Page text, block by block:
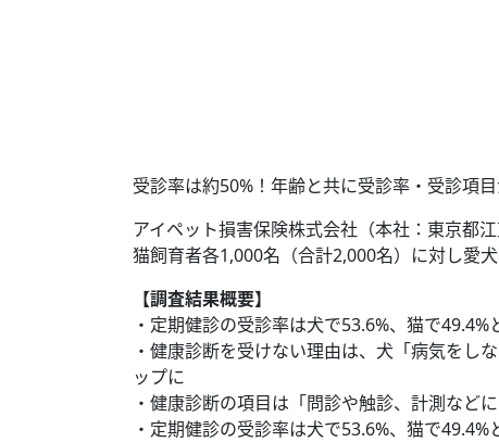
受診率は約50%！年齢と共に受診率・受診項
アイペット損害保険株式会社（本社：東京都
猫飼育者各1,000名（合計2,000名）に対し愛
【調査結果概要】
・定期健診の受診率は犬で53.6%、猫で
・健康診断を受けない理由は、犬「病気をし
ップに
・健康診断の項目は「問診や触診、計測など
・定期健診の受診率は犬で53.6%、猫で